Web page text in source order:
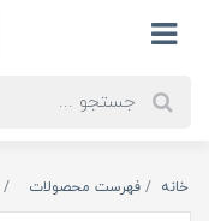
خانه فهرست محصولات